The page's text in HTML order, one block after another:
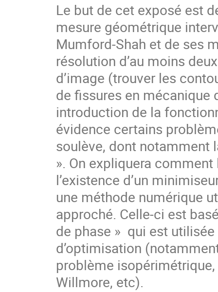
Le but de cet exposé est
mesure géométrique
Mumford-Shah et de ses
résolution d’au moins
d’image (trouver les
de fissures en mécanique
introduction de la
évidence certains
soulève, dont notamment
». On expliquera
l’existence d’un
une méthode numérique
approché. Celle-ci est
de phase »  qui est
d’optimisation
problème
Willmore, etc).